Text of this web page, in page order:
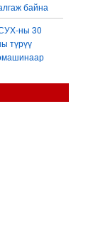
байна
ны 30
түрүү